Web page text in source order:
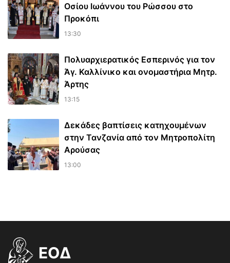
Οσίου Ιωάννου του Ρώσσου στο
Προκόπι
13:30
Πολυαρχιερατικός Εσπερινός για τον
Άγ. Καλλίνικο και ονομαστήρια Μητρ.
Άρτης
13:15
Δεκάδες βαπτίσεις κατηχουμένων
στην Τανζανία από τον Μητροπολίτη
Αρούσας
13:00
EOΔ